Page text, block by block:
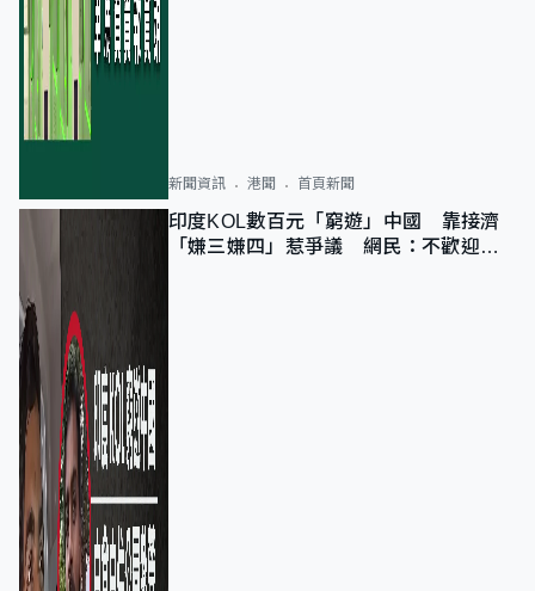
新聞資訊 港聞 首頁新聞
印度KOL數百元「窮遊」中國 靠接濟
「嫌三嫌四」惹爭議 網民：不歡迎劣